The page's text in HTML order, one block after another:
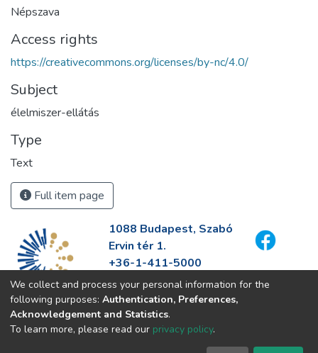
Népszava
Access rights
https://creativecommons.org/licenses/by-nc/4.0/
Subject
élelmiszer-ellátás
Type
Text
Full item page
1088 Budapest, Szabó
Ervin tér 1.
+36-1-411-5000
info@fszek.hu
https://fszek.hu
We collect and process your personal information for the
following purposes: Authentication, Preferences,
Acknowledgement and Statistics.
To learn more, please read our privacy policy.